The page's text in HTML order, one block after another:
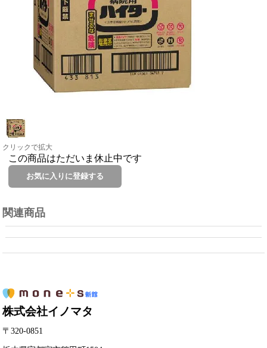
クリックで拡大
この商品はただいま休止中です
関連商品
株式会社イノマタ
〒320-0851